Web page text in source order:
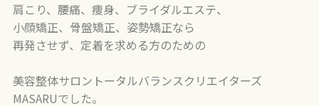
肩こり、腰痛、痩身、ブライダルエステ、
小顔矯正、骨盤矯正、姿勢矯正なら
再発させず、定着を求める方のための
美容整体サロントータルバランスクリエイターズ
MASARUでした。